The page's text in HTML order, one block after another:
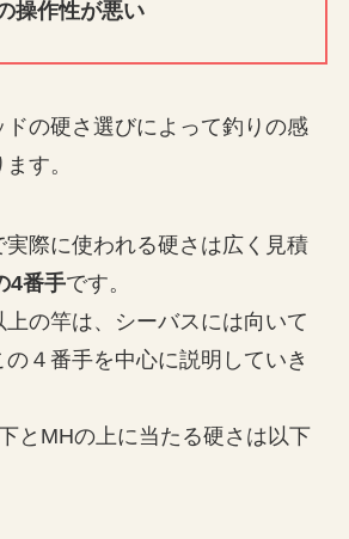
操作性が悪い
ドの硬さ選びによって釣りの感
す。
実際に使われる硬さは広く見積
4番手です。
の竿は、シーバスには向いて
４番手を中心に説明していき
とMHの上に当たる硬さは以下